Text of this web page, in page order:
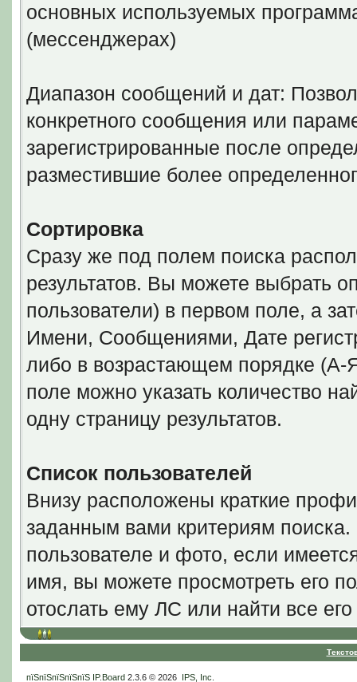
основных используемых
(мессенджерах)
Диапазон сообщений и дат:
конкретного сообщения или
зарегистрированные после
разместившие более
Сортировка
Сразу же под полем поиска
результатов. Вы можете выбрать
пользователи) в первом поле, а
Имени, Сообщениями, Дате
либо в возрастающем порядке
поле можно указать количество
одну страницу результатов.
Список пользователей
Внизу расположены краткие
заданным вами критериям
пользователе и фото, если
имя, вы можете просмотреть его
отослать ему ЛС или найти все
пїЅпїЅпїЅпїЅпїЅ IP.Board2.3.6 © 2026 IPS, Inc